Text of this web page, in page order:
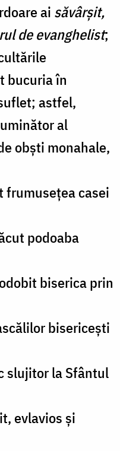
ai săvârșit,
de evanghelist;
bucuria în
astfel,
al
obști monahale,
frumusețea casei
podoaba
biserica prin
bisericești
slujitor la Sfântul
evlavios și